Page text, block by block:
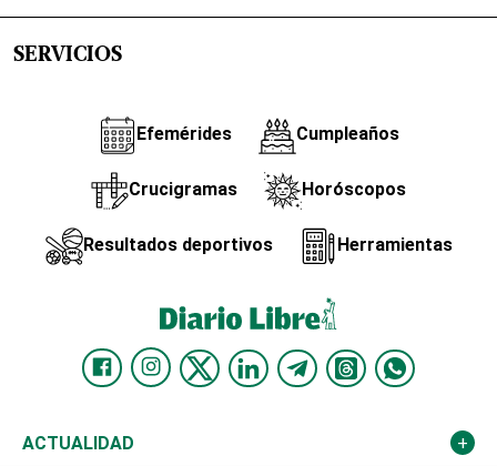
SERVICIOS
Efemérides Cumpleaños
Crucigramas Horóscopos
Resultados deportivos Herramientas
ACTUALIDAD